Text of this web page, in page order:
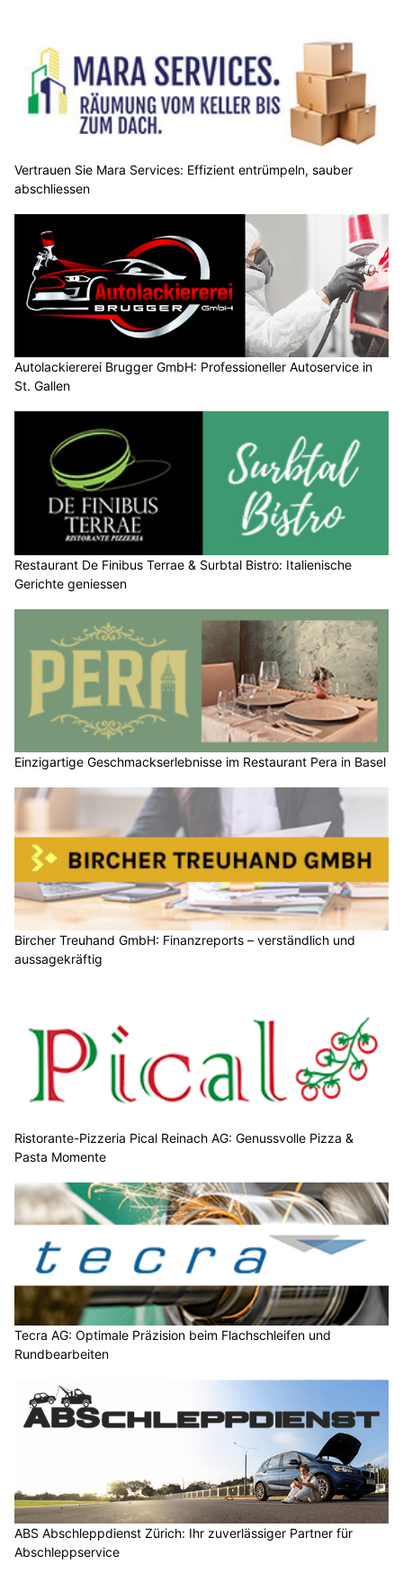
Vertrauen Sie Mara Services: Effizient entrümpeln, sauber
abschliessen
Autolackiererei Brugger GmbH: Professioneller Autoservice in
St. Gallen
Restaurant De Finibus Terrae & Surbtal Bistro: Italienische
Gerichte geniessen
Einzigartige Geschmackserlebnisse im Restaurant Pera in Basel
Bircher Treuhand GmbH: Finanzreports – verständlich und
aussagekräftig
Ristorante-Pizzeria Pical Reinach AG: Genussvolle Pizza &
Pasta Momente
Tecra AG: Optimale Präzision beim Flachschleifen und
Rundbearbeiten
ABS Abschleppdienst Zürich: Ihr zuverlässiger Partner für
Abschleppservice